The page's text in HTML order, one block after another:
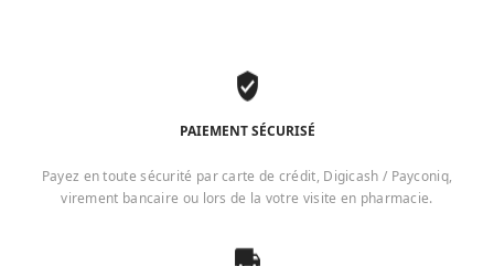
PAIEMENT SÉCURISÉ
Payez en toute sécurité par carte de crédit, Digicash / Payconiq,
virement bancaire ou lors de la votre visite en pharmacie.